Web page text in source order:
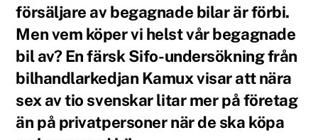
försäljare av begagnade bilar är förbi.
Men vem köper vi helst vår begagnade
bil av? En färsk Sifo-undersökning från
bilhandlarkedjan Kamux visar att nära
sex av tio svenskar litar mer på företag
än på privatpersoner när de ska köpa